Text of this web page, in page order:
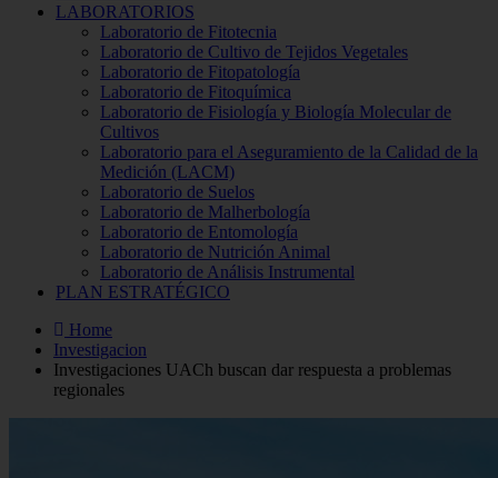
LABORATORIOS
Laboratorio de Fitotecnia
Laboratorio de Cultivo de Tejidos Vegetales
Laboratorio de Fitopatología
Laboratorio de Fitoquímica
Laboratorio de Fisiología y Biología Molecular de
Cultivos
Laboratorio para el Aseguramiento de la Calidad de la
Medición (LACM)
Laboratorio de Suelos
Laboratorio de Malherbología
Laboratorio de Entomología
Laboratorio de Nutrición Animal
Laboratorio de Análisis Instrumental
PLAN ESTRATÉGICO
Home
Investigacion
Investigaciones UACh buscan dar respuesta a problemas
regionales